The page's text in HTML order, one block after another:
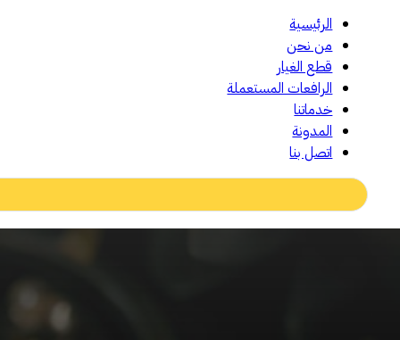
الرئيسية
من نحن
قطع الغيار
الرافعات المستعملة
خدماتنا
المدونة
اتصل بنا
Search
...